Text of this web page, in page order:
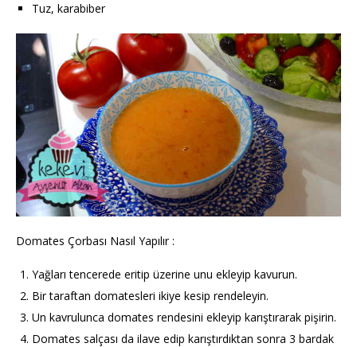
Tuz, karabiber
Domates Çorbası Nasıl Yapılır :
Yağları tencerede eritip üzerine unu ekleyip kavurun.
Bir taraftan domatesleri ikiye kesip rendeleyin.
Un kavrulunca domates rendesini ekleyip karıştırarak pişirin.
Domates salçası da ilave edip karıştırdıktan sonra 3 bardak